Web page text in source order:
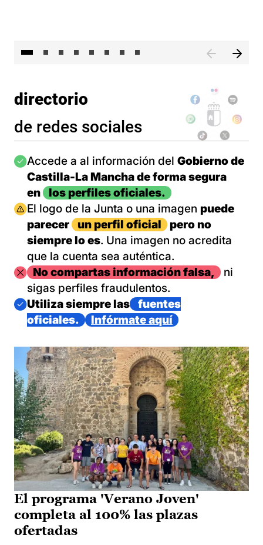
directorio
de redes sociales
Imagen
Accede a al información del Gobierno de
Castilla-La Mancha de forma segura
en
los perfiles oficiales.
Imagen
El logo de la Junta o una imagen puede
parecer
un perfil oficial
pero no
siempre lo es. Una imagen no acredita
que la cuenta sea auténtica.
ImagenNo compartas información falsa,
ni
sigas perfiles fraudulentos.
Imagen
Utiliza siempre las
fuentes
oficiales.
Infórmate aquí
El programa 'Verano Joven'
completa al 100% las plazas
ofertadas